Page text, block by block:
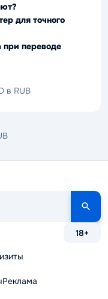
для точного
при переводе
в RUB
18+
Реклама